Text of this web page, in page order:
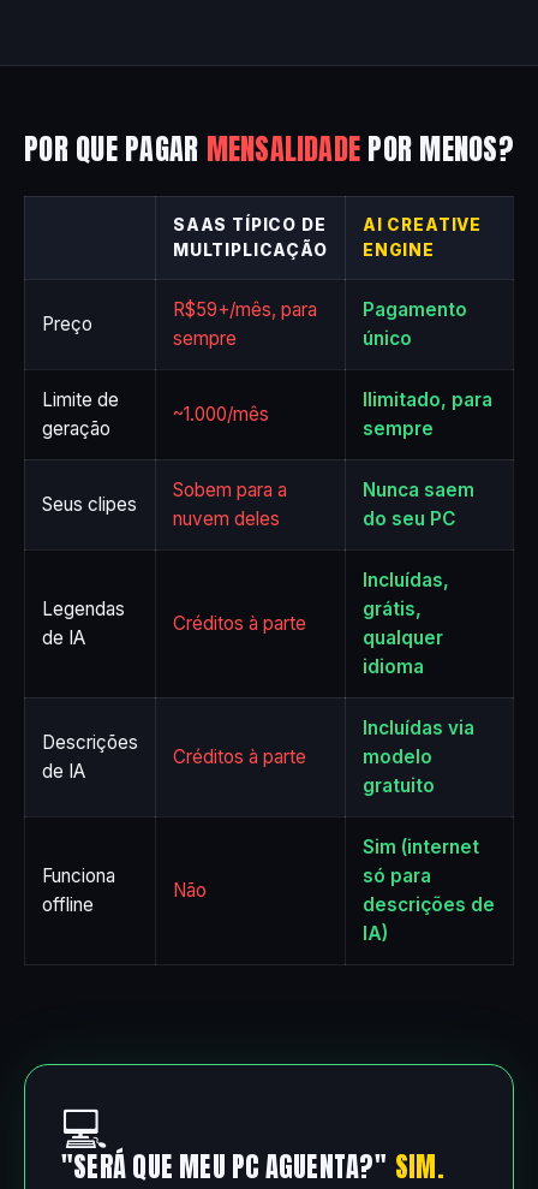
POR QUE PAGAR MENSALIDADEPOR MENOS?
SAAS TÍPICO DE
MULTIPLICAÇÃO
AI CREATIVE
ENGINE
Preço
R$59+/mês, para
sempre
Pagamento
único
Limite de
geração
~1.000/mês
Ilimitado, para
sempre
Seus clipes
Sobem para a
nuvem deles
Nunca saem
do seu PC
Legendas
de IA
Créditos à parte
Incluídas,
grátis,
qualquer
idioma
Descrições
de IA
Créditos à parte
Incluídas via
modelo
gratuito
Funciona
offline
Não
Sim (internet
só para
descrições de
IA)
💻
"SERÁ QUE MEU PC AGUENTA?" SIM.